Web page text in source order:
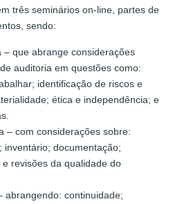
três seminários on-line, partes de
sendo:
– que abrange considerações
auditoria em questões como:
identificação de riscos e
ética e independência; e
– com considerações sobre:
inventário; documentação;
revisões da qualidade do
abrangendo: continuidade;